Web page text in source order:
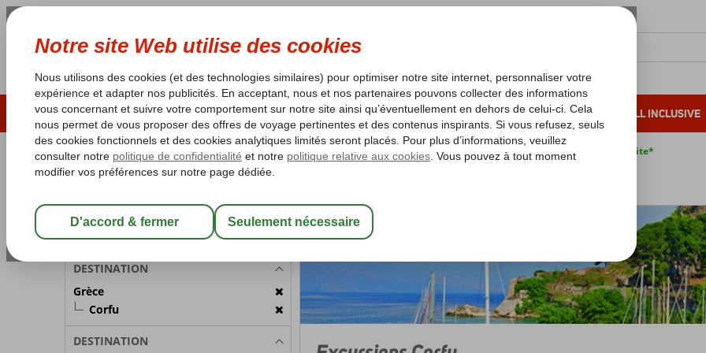
ÉTÉ 2026 LAST MINUTES SOLEIL D'HIVER VACANCES AU SOLEIL ALL INCLUSIVE
Les garanties de vacances Garantie du prix le plus bas* Pas de surcharge carburant Annulation gratuite*
Chambre 1: 2 Personnes
Modifier les participants
DESTINATION
Grèce
Corfu
DESTINATION